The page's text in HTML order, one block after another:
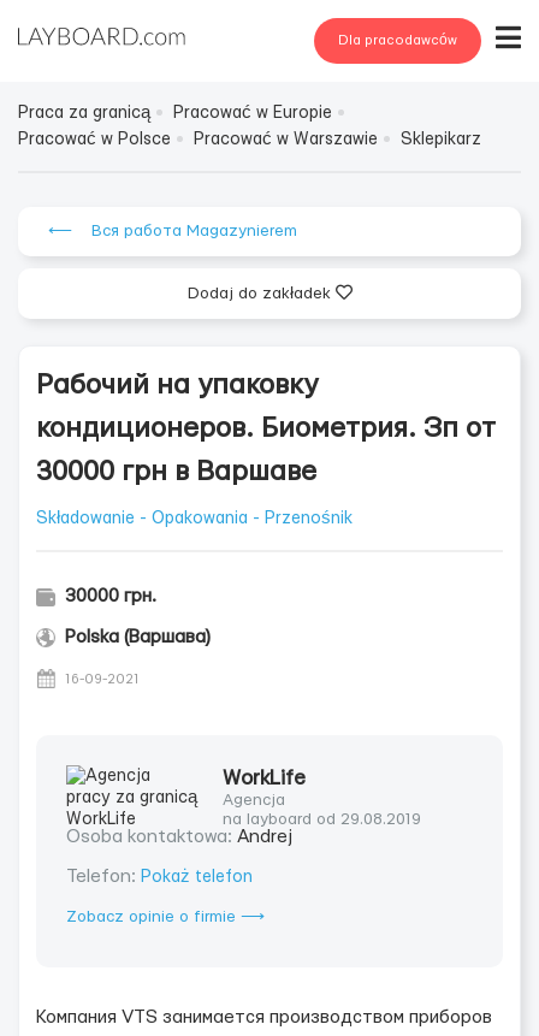
Dla pracodawców
Praca za granicą
Pracować w Europie
Pracować w Polsce
Pracować w Warszawie Sklepikarz
⟵ Вся работа Magazynierem
Dodaj do zakładek
Рабочий на упаковку
кондиционеров. Биометрия. Зп от
30000 грн в Варшаве
Składowanie - Opakowania - Przenośnik
30000 грн.
Polska (Варшава)
16-09-2021
WorkLife
Agencja
na layboard od 29.08.2019
Osoba kontaktowa: Andrej
Telefon: Pokaż telefon
Zobacz opinie o firmie ⟶
Компания VTS занимается производством приборов